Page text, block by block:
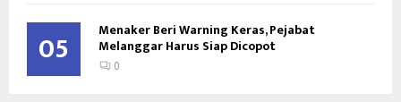
05 Menaker Beri Warning Keras, Pejabat
Melanggar Harus Siap Dicopot
0